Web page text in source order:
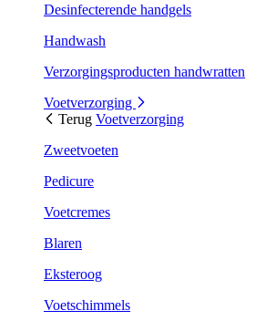
Desinfecterende handgels
Handwash
Verzorgingsproducten handwratten
Voetverzorging
Terug Voetverzorging
Zweetvoeten
Pedicure
Voetcremes
Blaren
Eksteroog
Voetschimmels